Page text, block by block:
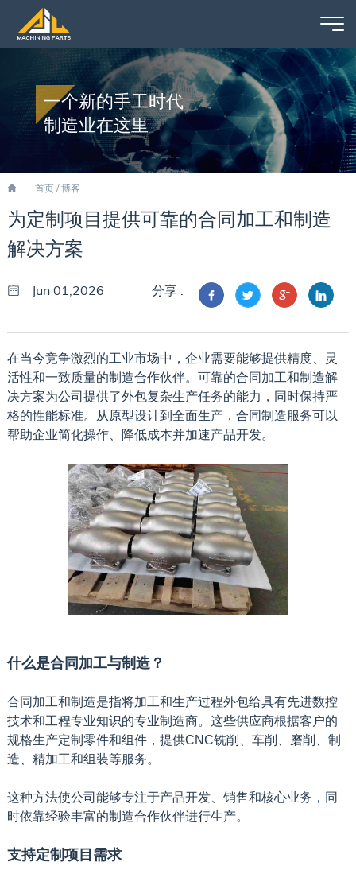
一个新的手工时代
制造业在这里
首页/博客
为定制项目提供可靠的合同加工和制造
解决方案
Jun 01,2026 分享 :
在当今竞争激烈的工业市场中，企业需要能够提供精度、灵
活性和一致质量的制造合作伙伴。可靠的合同加工和制造解
决方案为公司提供了外包复杂生产任务的能力，同时保持严
格的性能标准。从原型设计到全面生产，合同制造服务可以
帮助企业简化操作、降低成本并加速产品开发。
什么是合同加工与制造？
合同加工和制造是指将加工和生产过程外包给具有先进数控
技术和工程专业知识的专业制造商。这些供应商根据客户的
规格生产定制零件和组件，提供CNC铣削、车削、磨削、制
造、精加工和组装等服务。
这种方法使公司能够专注于产品开发、销售和核心业务，同
时依靠经验丰富的制造合作伙伴进行生产。
支持定制项目需求